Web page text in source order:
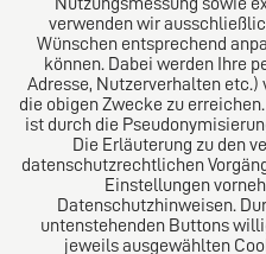
Das europäische Kanzlei-
Nutzungsmessung sowie
verwenden wir
Wünschen entsprechend
können. Dabei werden Ihre
Adresse, Nutzerverhalten
die obigen Zwecke zu
ist durch die
Die Erläuterung zu den
datenschutzrechtlichen
Einstellungen
Datenschutzhinweisen.
untenstehenden Buttons
jeweils ausgewählten